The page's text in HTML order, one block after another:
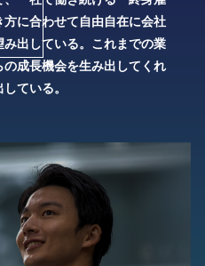
に合わせて自由自在に会社
出している。これまでの業
成長機会を生み出してくれ
ている。